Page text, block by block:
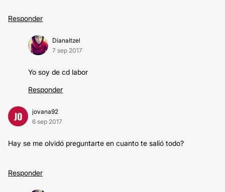
Responder
DianaItzel
7 sep 2017
Yo soy de cd labor
Responder
JO
jovana92
6 sep 2017
Hay se me olvidó preguntarte en cuanto te salió todo?
Responder